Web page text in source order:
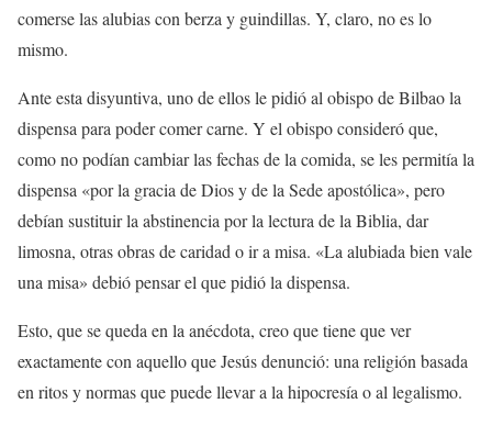
comerse las alubias con berza y guindillas. Y, claro, no es lo
mismo.
Ante esta disyuntiva, uno de ellos le pidió al obispo de Bilbao la
dispensa para poder comer carne. Y el obispo consideró que,
como no podían cambiar las fechas de la comida, se les permitía la
dispensa «por la gracia de Dios y de la Sede apostólica», pero
debían sustituir la abstinencia por la lectura de la Biblia, dar
limosna, otras obras de caridad o ir a misa. «La alubiada bien vale
una misa» debió pensar el que pidió la dispensa.
Esto, que se queda en la anécdota, creo que tiene que ver
exactamente con aquello que Jesús denunció: una religión basada
en ritos y normas que puede llevar a la hipocresía o al legalismo.